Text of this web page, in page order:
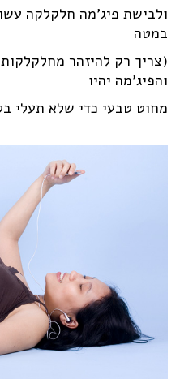
ולבישת פיג'מה חלקלקה
במטה
(צריך רק להיזהר
והפיג'מה יהיו
מחוט טבעי כדי שלא תעלי